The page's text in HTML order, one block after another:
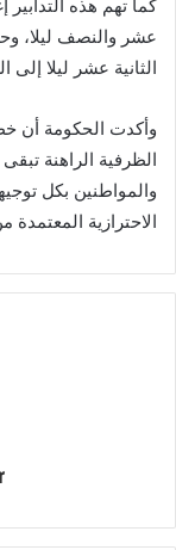
كما تهم هذه
عشر والنصف ليلا،
الثانية عشر ليلا
وأكدت الحكومة أن
الظرفية الراهنة
والمواطنين بكل
الاحترازية